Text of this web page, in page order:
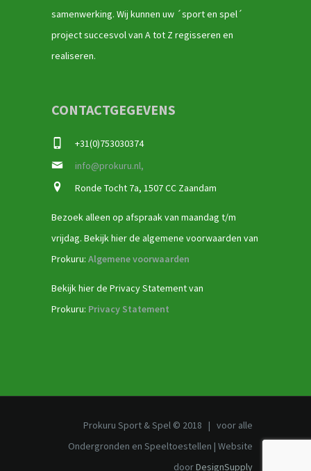
samenwerking. Wij kunnen uw ´sport en spel´
project succesvol van A tot Z regisseren en
realiseren.
CONTACTGEGEVENS
+31(0)753030374
info@prokuru.nl,
Ronde Tocht 7a, 1507 CC Zaandam
Bezoek alleen op afspraak van maandag t/m
vrijdag. Bekijk hier de algemene voorwaarden van
Prokuru: Algemene voorwaarden
Bekijk hier de Privacy Statement van
Prokuru: Privacy Statement
Prokuru Sport & Spel © 2018 | voor alle
Ondergronden en Speeltoestellen | Website
doorDesignSupply